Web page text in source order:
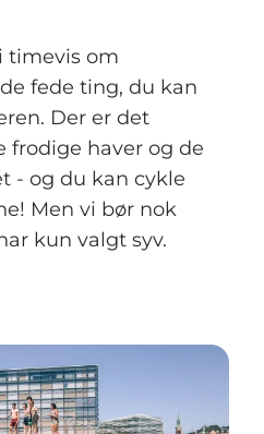
timevis om
fede ting, du kan
Der er det
frodige haver og de
- og du kan cykle
Men vi bør nok
kun valgt syv.